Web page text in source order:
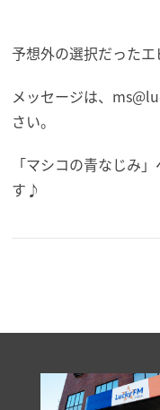
予想外の選択だった
メッセージは、
さい。
「マシコの青なじみ
す♪